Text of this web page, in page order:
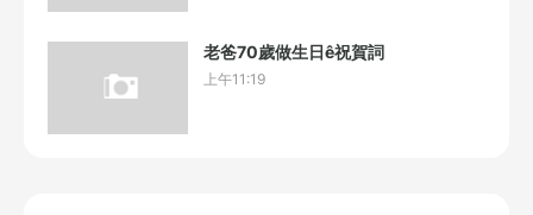
老爸70歲做生日ê祝賀詞
上午11:19